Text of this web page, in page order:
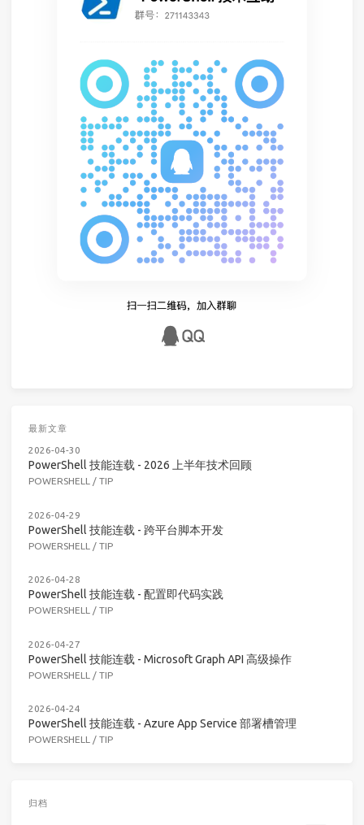
最新文章
2026-04-30
PowerShell 技能连载 - 2026 上半年技术回顾
POWERSHELL / TIP
2026-04-29
PowerShell 技能连载 - 跨平台脚本开发
POWERSHELL / TIP
2026-04-28
PowerShell 技能连载 - 配置即代码实践
POWERSHELL / TIP
2026-04-27
PowerShell 技能连载 - Microsoft Graph API 高级操作
POWERSHELL / TIP
2026-04-24
PowerShell 技能连载 - Azure App Service 部署槽管理
POWERSHELL / TIP
归档